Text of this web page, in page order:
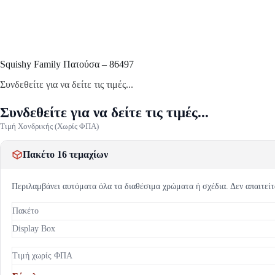
Squishy Family Πατούσα – 86497
Συνδεθείτε για να δείτε τις τιμές...
Συνδεθείτε για να δείτε τις τιμές...
Τιμή Χονδρικής (Χωρίς ΦΠΑ)
Πακέτο 16 τεμαχίων
Περιλαμβάνει αυτόματα όλα τα διαθέσιμα χρώματα ή σχέδια. Δεν
Πακέτο
Display Box
Τιμή χωρίς ΦΠΑ